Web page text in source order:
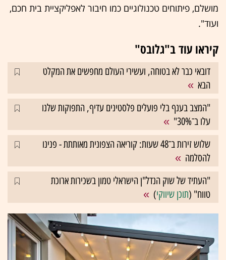
מושלם, פיתוחים טכנולוגיים כמו חיבור לאפליקציית בית חכם,
ועוד".
קיראו עוד ב"גלובס"
דובאי כבר לא בטוחה, ועשירי העולם מחפשים את המקלט
הבא
"המצב בענף בלי פועלים פלסטינים עדיף, התפוקות שלנו
עלו ב־30%"
שלוש זירות ב־48 שעות: קוריאה הצפונית מאותתת - פנינו
להסלמה
"העתיד של שוק הנדל"ן הישראלי טמון בשכירות ארוכת
טווח" (תוכן שיווקי)